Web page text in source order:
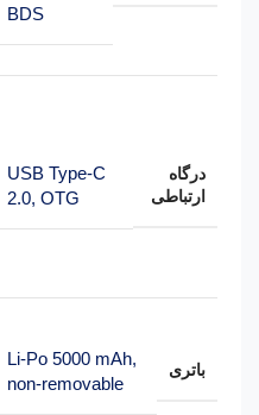
BDS
درگاه
ارتباطی
USB Type-C
2.0, OTG
باتری
Li-Po 5000 mAh,
non-removable